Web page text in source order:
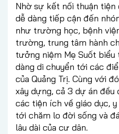
Nhờ sự kết nối thuận tiện
dễ dàng tiếp cận đến
như trường học, bệnh
trường, trung tâm hành
tưởng niệm Mẹ Suốt biểu
dàng di chuyển tới các
của Quảng Trị. Cùng với
xây dựng, cả 3 dự án đều
các tiện ích về giáo dục,
tới chăm lo đời sống và
lâu dài của cư dân.